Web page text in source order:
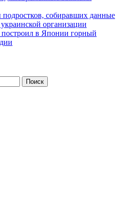
собиравших данные
организации
в Японии горный